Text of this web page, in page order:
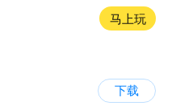
马上玩
下载